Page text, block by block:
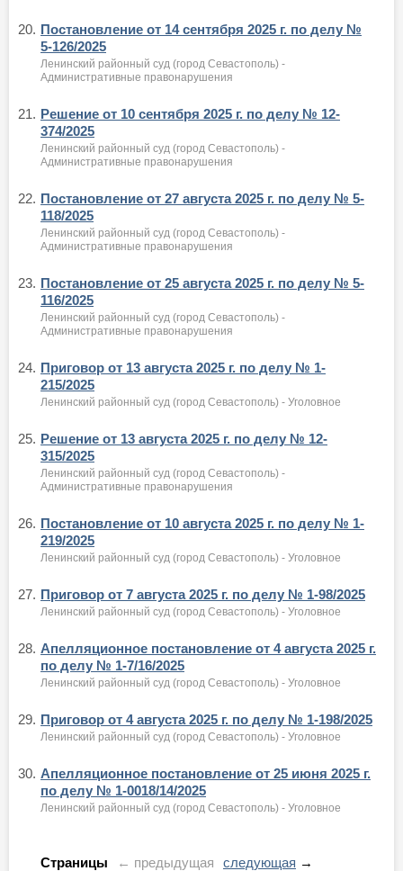
20. Постановление от 14 сентября 2025 г. по делу №
5-126/2025
Ленинский районный суд (город Севастополь) -
Административные правонарушения
21. Решение от 10 сентября 2025 г. по делу № 12-
374/2025
Ленинский районный суд (город Севастополь) -
Административные правонарушения
22. Постановление от 27 августа 2025 г. по делу № 5-
118/2025
Ленинский районный суд (город Севастополь) -
Административные правонарушения
23. Постановление от 25 августа 2025 г. по делу № 5-
116/2025
Ленинский районный суд (город Севастополь) -
Административные правонарушения
24. Приговор от 13 августа 2025 г. по делу № 1-
215/2025
Ленинский районный суд (город Севастополь) - Уголовное
25. Решение от 13 августа 2025 г. по делу № 12-
315/2025
Ленинский районный суд (город Севастополь) -
Административные правонарушения
26. Постановление от 10 августа 2025 г. по делу № 1-
219/2025
Ленинский районный суд (город Севастополь) - Уголовное
27. Приговор от 7 августа 2025 г. по делу № 1-98/2025
Ленинский районный суд (город Севастополь) - Уголовное
28. Апелляционное постановление от 4 августа 2025 г.
по делу № 1-7/16/2025
Ленинский районный суд (город Севастополь) - Уголовное
29. Приговор от 4 августа 2025 г. по делу № 1-198/2025
Ленинский районный суд (город Севастополь) - Уголовное
30. Апелляционное постановление от 25 июня 2025 г.
по делу № 1-0018/14/2025
Ленинский районный суд (город Севастополь) - Уголовное
Страницы ← предыдущая следующая →